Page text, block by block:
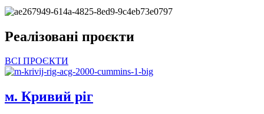
Реалізовані проєкти
ВСІ ПРОЄКТИ
м. Кривий рiг